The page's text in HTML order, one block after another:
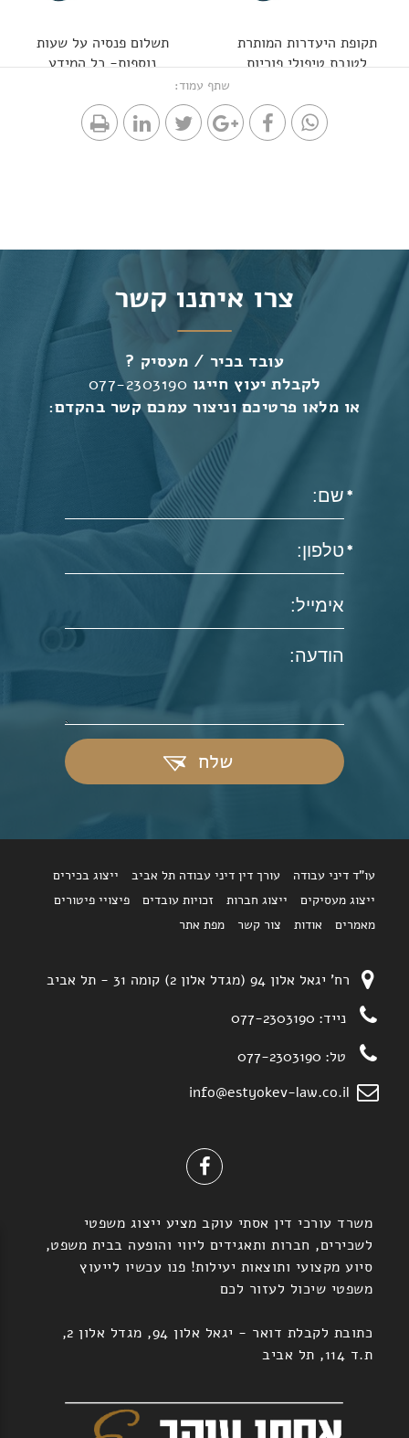
תקופת היעדרות המותרת
לטובת טיפולי פוריות
תשלום פנסיה על שעות
נוספות- כל המידע
שתף עמוד:
צרו איתנו קשר
עובד בכיר / מעסיק ?
לקבלת יעוץ חייגו 077-2303190
או מלאו פרטיכם וניצור עמכם קשר בהקדם:
שלח
עו"ד דיני עבודה עורך דין דיני עבודה תל אביב
ייצוג בכירים
ייצוג מעסיקים
ייצוג חברות זכויות עובדים
פיצויי פיטורים
מאמרים
אודות צור קשר מפת אתר
רח' יגאל אלון 94 (מגדל אלון 2) קומה 31 - תל אביב
נייד: 077-2303190
טל: 077-2303190
info@estyokev-law.co.il
משרד עורכי דין אסתי עוקב מציע ייצוג משפטי
לשכירים, חברות ותאגידים ליווי והופעה בבית משפט,
סיוע מקצועי ותוצאות יעילות! פנו עכשיו לייעוץ
משפטי שיכול לעזור לכם
כתובת לקבלת דואר - יגאל אלון 94, מגדל אלון 2,
ת.ד 114, תל אביב